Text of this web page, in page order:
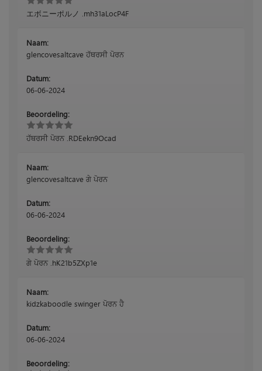
エボニーポルノ .mh31aLocP4F
Naam:
glencovesaltcave ਹੱਥਰਸੀ ਪੋਰਨ
Datum:
06-06-2024
Beoordeling:
ਹੱਥਰਸੀ ਪੋਰਨ .RDEekn9Ocad
Naam:
glencovesaltcave ਗੇ ਪੋਰਨ
Datum:
06-06-2024
Beoordeling:
ਗੇ ਪੋਰਨ .hK21b5ZXp1e
Naam:
kidzkaboodle swinger ਪੋਰਨ ਹੈ
Datum:
06-06-2024
Beoordeling: